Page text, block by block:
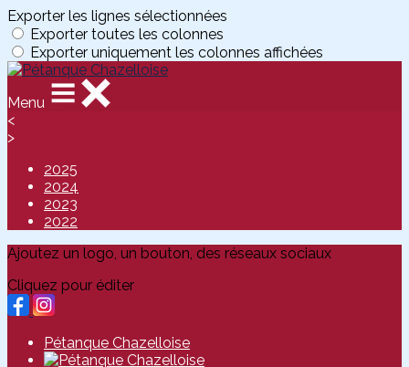
Exporter les lignes sélectionnées
Exporter toutes les colonnes
Exporter uniquement les colonnes affichées
Menu
<
>
2025
2024
2023
2022
Ajoutez un logo, un bouton, des réseaux sociaux
Cliquez pour éditer
Pétanque Chazelloise